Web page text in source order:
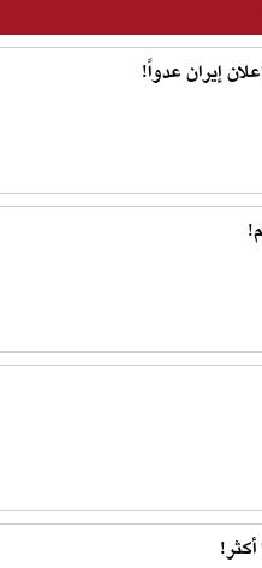
إيران عدواً!